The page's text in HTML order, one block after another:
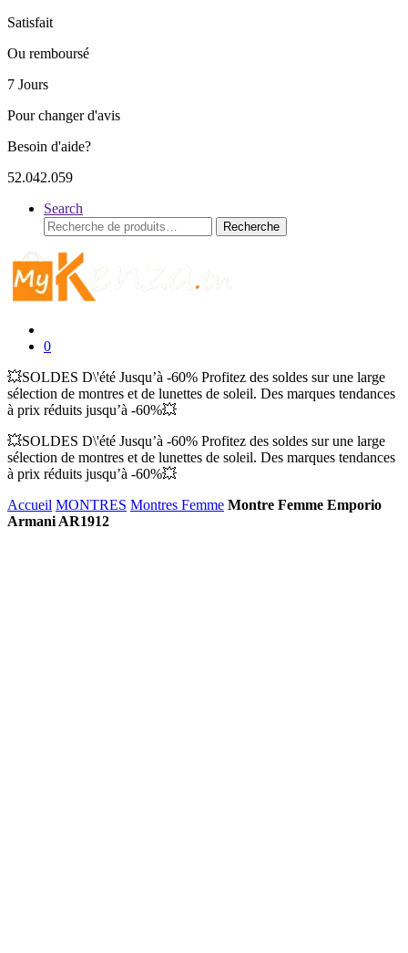
Satisfait
Ou remboursé
7 Jours
Pour changer d'avis
Besoin d'aide?
52.042.059
Search
Recherche
pour :
Recherche
0
💥SOLDES D\'été Jusqu’à -60% Profitez des soldes sur une large
sélection de montres et de lunettes de soleil. Des marques tendances
à prix réduits jusqu’à -60%💥
💥SOLDES D\'été Jusqu’à -60% Profitez des soldes sur une large
sélection de montres et de lunettes de soleil. Des marques tendances
à prix réduits jusqu’à -60%💥
Accueil MONTRES Montres Femme Montre Femme Emporio
Armani AR1912